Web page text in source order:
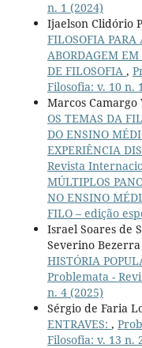
n. 1 (2024)
Ijaelson Clidório
FILOSOFIA
ABORDAGEM EM
DE FILOSOFIA ,
Filosofia: v. 10 n.
Marcos
OS TEMAS DA
DO ENSINO
EXPERIÊNCIA
Revista
MÚLTIPLOS
NO ENSINO
FILO – edição
Israel Soares de
Severino
HISTÓRIA
Problemata -
n. 4 (2025)
Sérgio de Faria
ENTRAVES: ,
Filosofia: v. 13 n.